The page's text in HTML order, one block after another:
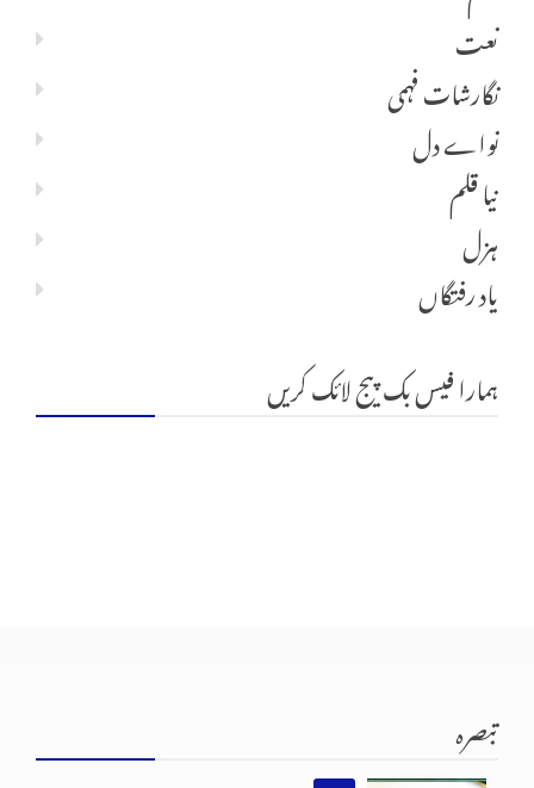
نعت
نگارشات فہمی
نواے دل
نیا قلم
ہزل
یاد رفتگاں
ہمارا فیس بک پیج لائک کریں
تبصرہ